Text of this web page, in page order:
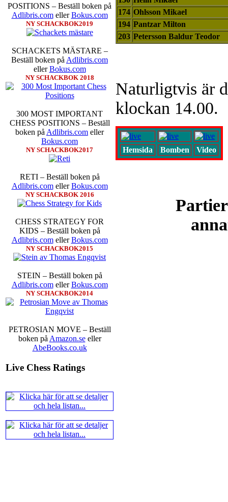
POSITIONS – Beställ boken på
Adlibris.comellerBokus.com
NY SCHACKBOK2019
SCHACKETS MÄSTARE –
Beställ boken på Adlibris.com
ellerBokus.com
NY SCHACKBOK 2018
300 MOST IMPORTANT
CHESS POSITIONS – Beställ
boken på Adlibris.com eller
Bokus.com
NY SCHACKBOK2017
RETI – Beställ boken på
Adlibris.comellerBokus.com
NY SCHACKBOK 2016
CHESS STRATEGY FOR
KIDS – Beställ boken på
Adlibris.comellerBokus.com
NY SCHACKBOK2015
STEIN – Beställ boken på
Adlibris.comellerBokus.com
NY SCHACKBOK2014
PETROSIAN MOVE – Beställ
boken på Amazon.seeller
AbeBooks.co.uk
Live Chess Ratings
nedan.
Den sjunde upplagan av
som för övrigt är den starkaste i
möten:Ding Liren-Wesley
Karjakin-Shakhrijar
inte ha tagit de snabbare
göra denna gång om han inte
skriverier i norsk massmedia
174 Ohlsson Mikael
194 Pantzar Milton
203 Petersson Baldur Teodor
Naturligtvis är
klockan 14.00.
Hemsida Bomben Video